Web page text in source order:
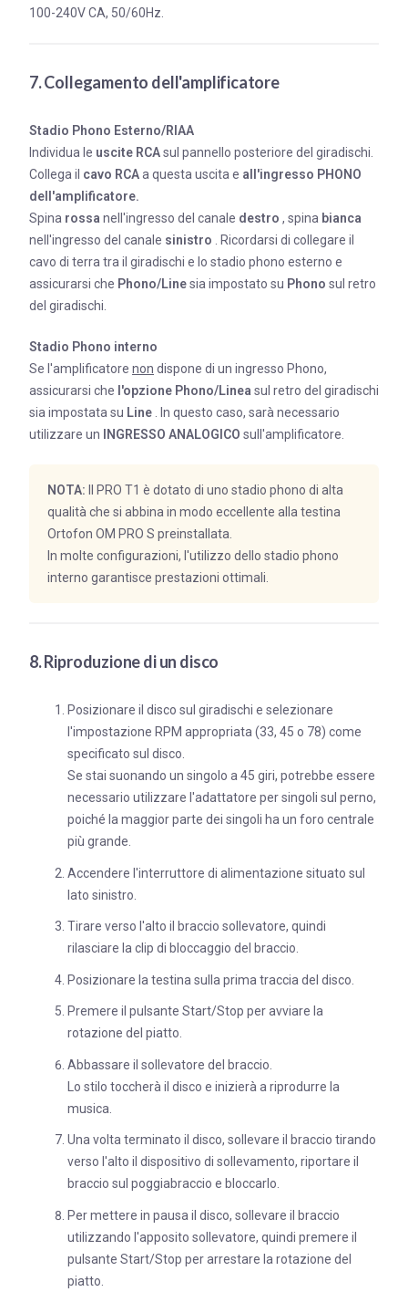
100-240V CA, 50/60Hz.
7. Collegamento dell'amplificatore
Stadio Phono Esterno/RIAA
Individua le uscite RCAsul pannello posteriore del giradischi.
Collega il cavo RCAa questa uscita e all'ingresso PHONO
dell'amplificatore.
Spina rossa nell'ingresso del canale destro , spina bianca
nell'ingresso del canale sinistro . Ricordarsi di collegare il
cavo di terra tra il giradischi e lo stadio phono esterno e
assicurarsi che Phono/Linesia impostato su Phono sul retro
del giradischi.
Stadio Phono interno
Se l'amplificatore non dispone di un ingresso Phono,
assicurarsi che l'opzione Phono/Linea sul retro del giradischi
sia impostata su Line . In questo caso, sarà necessario
utilizzare un
INGRESSO ANALOGICO sull'amplificatore.
NOTA: Il PRO T1 è dotato di uno stadio phono di alta
qualità che si abbina in modo eccellente alla testina
Ortofon OM PRO S preinstallata.
In molte configurazioni, l'utilizzo dello stadio phono
interno garantisce prestazioni ottimali.
8. Riproduzione di un disco
Posizionare il disco sul giradischi e selezionare
l'impostazione RPM appropriata (33, 45 o 78) come
specificato sul disco.
Se stai suonando un singolo a 45 giri, potrebbe essere
necessario utilizzare l'adattatore per singoli sul perno,
poiché la maggior parte dei singoli ha un foro centrale
più grande.
Accendere l'interruttore di alimentazione situato sul
lato sinistro.
Tirare verso l'alto il braccio sollevatore, quindi
rilasciare la clip di bloccaggio del braccio.
Posizionare la testina sulla prima traccia del disco.
Premere il pulsante Start/Stop per avviare la
rotazione del piatto.
Abbassare il sollevatore del braccio.
Lo stilo toccherà il disco e inizierà a riprodurre la
musica.
Una volta terminato il disco, sollevare il braccio tirando
verso l'alto il dispositivo di sollevamento, riportare il
braccio sul poggiabraccio e bloccarlo.
Per mettere in pausa il disco, sollevare il braccio
utilizzando l'apposito sollevatore, quindi premere il
pulsante Start/Stop per arrestare la rotazione del
piatto.